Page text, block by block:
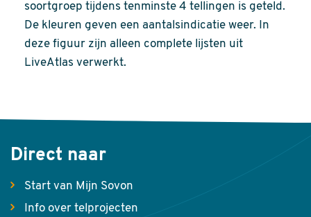
soortgroep tijdens tenminste 4 tellingen is geteld.
De kleuren geven een aantalsindicatie weer. In
deze figuur zijn alleen complete lijsten uit
LiveAtlas verwerkt.
Direct naar
Start van Mijn Sovon
Info over telprojecten